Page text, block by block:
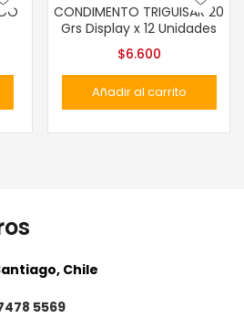
CONDIMENTO TRIGUISAR 20
Grs Display x 12 Unidades
$6.600
Añadir al carrito
Chile
5569